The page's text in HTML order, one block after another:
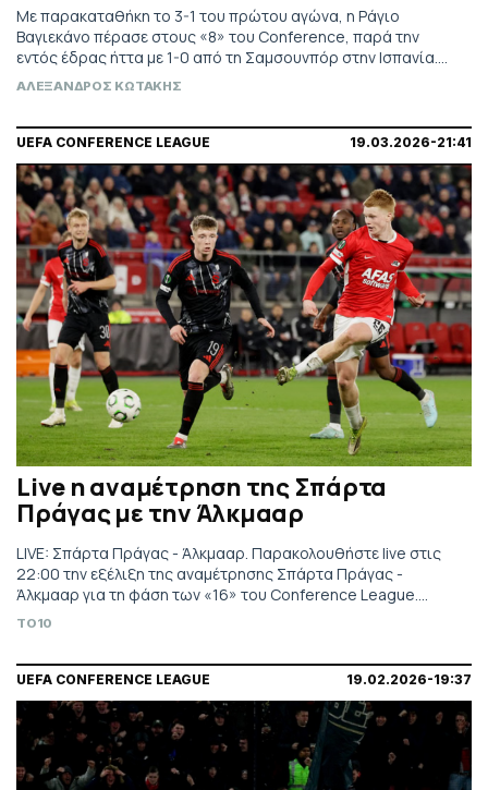
Με παρακαταθήκη το 3-1 του πρώτου αγώνα, η Ράγιο
Βαγιεκάνο πέρασε στους «8» του Conference, παρά την
εντός έδρας ήττα με 1-0 από τη Σαμσουνπόρ στην Ισπανία.
Προκρίσεις και για Στρασμπούρ, Σαχτάρ και Άλκμααρ
ΑΛΕΞΑΝΔΡΟΣ ΚΩΤΑΚΗΣ
UEFA CONFERENCE LEAGUE 19.03.2026-21:41
Live η αναμέτρηση της Σπάρτα
Πράγας με την Άλκμααρ
LIVE: Σπάρτα Πράγας - Άλκμααρ. Παρακολουθήστε live στις
22:00 την εξέλιξη της αναμέτρησης Σπάρτα Πράγας -
Άλκμααρ για τη φάση των «16» του Conference League.
Τηλεοπτικά από το COSMOTE SPORT 9.
TO10
UEFA CONFERENCE LEAGUE 19.02.2026-19:37